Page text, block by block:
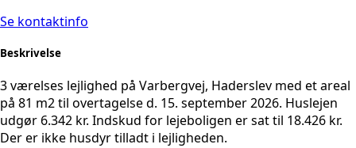
Se kontaktinfo
Beskrivelse
3 værelses lejlighed på Varbergvej, Haderslev med et areal
på 81 m2 til overtagelse d. 15. september 2026. Huslejen
udgør 6.342 kr. Indskud for lejeboligen er sat til 18.426 kr.
Der er ikke husdyr tilladt i lejligheden.